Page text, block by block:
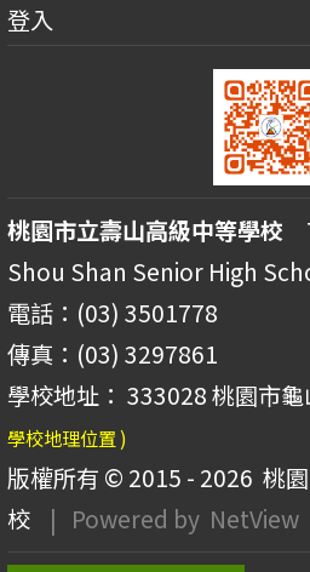
登入
桃園市立壽山高級中等學校
Shou Shan Senior High
電話：(03) 3501778
傳真：(03) 3297861
學校地址： 333028 桃園市
學校地理位置 )
版權所有 © 2015 - 2026 桃
校
| Powered by NetView